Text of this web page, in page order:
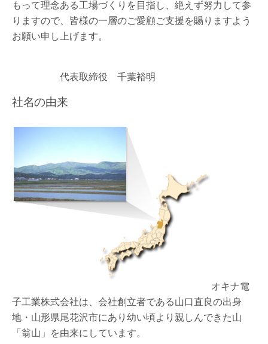
もって理念ある工場づくりを目指し、絶えず努力して参
りますので、皆様の一層のご愛顧ご支援を賜りますよう
お願い申し上げます。
代表取締役 千葉裕明
社名の由来
オキナ電
子工業株式会社は、会社創立者である山口直良の出身
地・山形県尾花沢市にあり幼い頃より親しんできた山
「翁山」を由来にしています。